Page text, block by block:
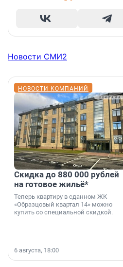
Новости СМИ2
НОВОСТИ КОМПАНИЙ
Скидка до 880 000 рублей
на готовое жильё*
Теперь квартиру в сданном ЖК
«Образцовый квартал 14» можно
купить со специальной скидкой.
6 августа, 18:00